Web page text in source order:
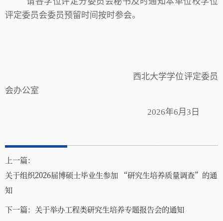
评定委员会委员预留时间按时参会。
西北大学学位评定委员
会办公室
2026年6月 3 日
上一篇：
关于组织2026届博硕士毕业生参加 “研究生培养质量调查”的通
知
下一篇： 关于举办工程类研究生培养专题报告会的通知